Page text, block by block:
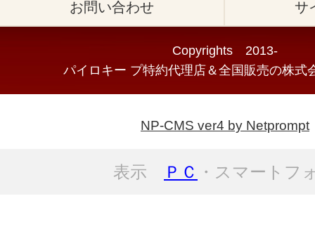
お問い合わせ サ
Copyrights 2013-
パイロキー プ特約代理店＆全国販売の株式
NP-CMS ver4 by Netprompt
表示 ＰＣ ・スマートフ